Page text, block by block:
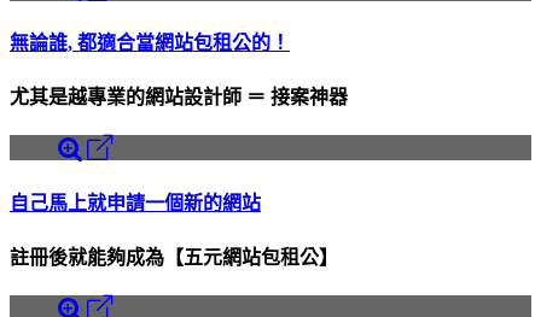
無論誰, 都適合當網站包租公的！
尤其是越專業的網站設計師 ＝ 接案神器
自己馬上就申請一個新的網站
註冊後就能夠成為【五元網站包租公】